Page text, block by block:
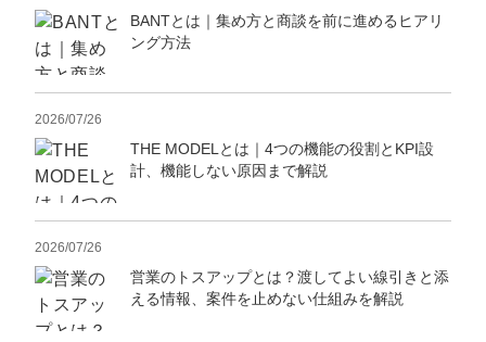
クレーム窓口
営業改善特化の動画制作『動画でカリトルく
ん』
定額LINE運用代行『LINEマキトルくん』
1本無料で記事を制作『SEOトライアル』
定額制LP制作・改善『最強LP』
料金表
動画編集
エンジニア
YouTubeディレクター
ミッション・ビジョン・バリュー
代表メッセージ（岩野圭佑）
取締役メッセージ（株本祐己）
業務委託
認定パートナー
BANTとは｜集め方と商談を前に進めるヒアリ
ング方法
2026/07/26
THE MODELとは｜4つの機能の役割とKPI設
計、機能しない原因まで解説
2026/07/26
営業のトスアップとは？渡してよい線引きと添
える情報、案件を止めない仕組みを解説